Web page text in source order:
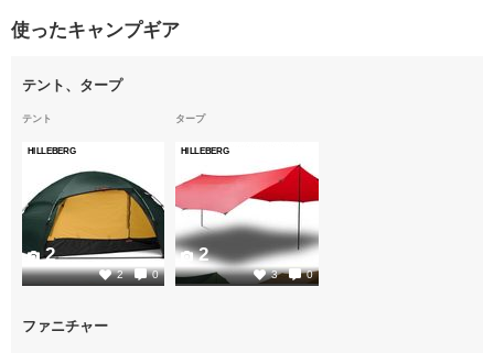
使ったキャンプギア
テント、タープ
テント
HILLEBERG
2 0
2
タープ
HILLEBERG
3 0
2
ファニチャー